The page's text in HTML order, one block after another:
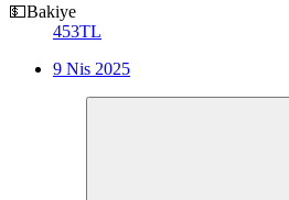
💵Bakiye
453TL
9 Nis 2025